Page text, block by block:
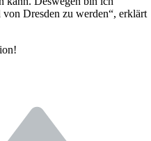
Dresden zu werden“, erklärt